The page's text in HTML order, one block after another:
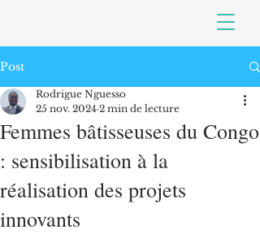
Post
Femmes bâtisseuses du Congo
: sensibilisation à la
réalisation des projets
innovants
Rodrigue Nguesso
25 nov. 2024 2 min de lecture